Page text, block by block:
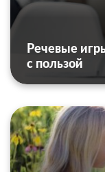
Речевые
с пользой